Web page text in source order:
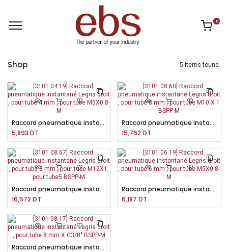
0
Shop 5 items found.
Raccord pneumatique instantané Legris droit , pour tube 4 mm , pour tube M5X0.8-M
5,893 DT
Raccord pneumatique instantané Legris droit , pour tube 8 mm , pour tube M10 X 1 BSPP-M
15,762 DT
Raccord pneumatique instantané Legris droit , pour tube 8 mm , pour tube M12X1, pour tube5 BSPP-M
16,572 DT
Raccord pneumatique instantané Legris droit , pour tube 6 mm , pour tube M5X0.8-M
6,187 DT
Raccord pneumatique instantané Legris droit , pour tube 8 mm X G3/8" BSPP-M